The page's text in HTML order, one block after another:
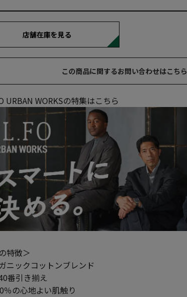
店舗在庫を見る
この商品に関するお問い合わせはこちら
URBAN WORKSの特集はこちら
特徴＞
ニックコットンブレンド
番引き揃え
％の心地よい肌触り